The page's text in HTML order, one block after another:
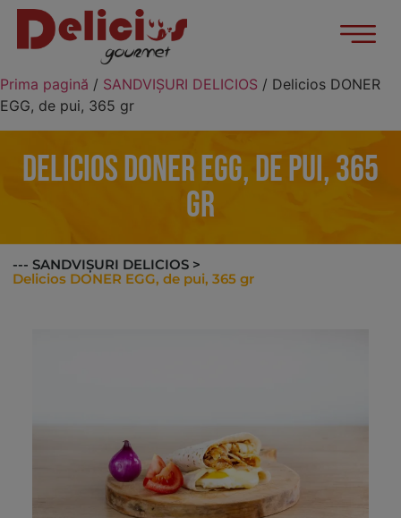
Prima pagină / SANDVIȘURI DELICIOS / Delicios DONER
EGG, de pui, 365 gr
Delicios DONER EGG, de pui, 365
gr
--- SANDVIȘURI DELICIOS >
Delicios DONER EGG, de pui, 365 gr